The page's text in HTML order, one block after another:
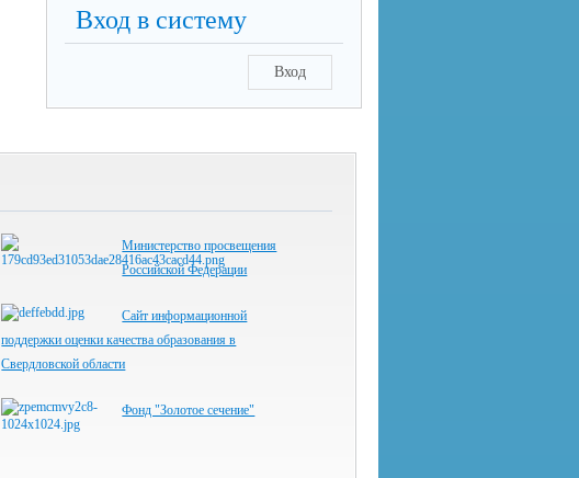
Вход в систему
Вход
Министерство просвещения
Российской Федерации
Сайт информационной
поддержки оценки качества образования в
Свердловской области
Фонд "Золотое сечение"